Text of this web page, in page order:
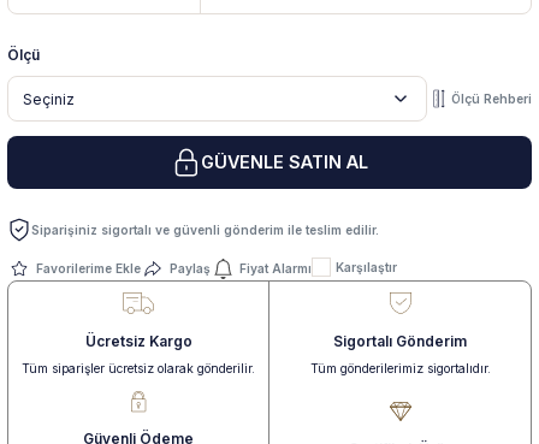
Ölçü
Ölçü Rehberi
GÜVENLE SATIN AL
Siparişiniz sigortalı ve güvenli gönderim ile teslim edilir.
Paylaş Fiyat Alarmı Karşılaştır
Ücretsiz Kargo
Tüm siparişler ücretsiz olarak gönderilir.
Sigortalı Gönderim
Tüm gönderilerimiz sigortalıdır.
Güvenli Ödeme